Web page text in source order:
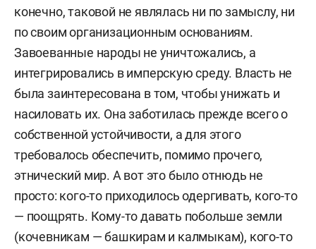
конечно, таковой не являлась ни по замыслу, ни
по своим организационным основаниям.
Завоеванные народы не уничтожались, а
интегрировались в имперскую среду. Власть не
была заинтересована в том, чтобы унижать и
насиловать их. Она заботилась прежде всего о
собственной устойчивости, а для этого
требовалось обеспечить, помимо прочего,
этнический мир. А вот это было отнюдь не
просто: кого-то приходилось одергивать, кого-то
— поощрять. Кому-то давать побольше земли
(кочевникам — башкирам и калмыкам), кого-то